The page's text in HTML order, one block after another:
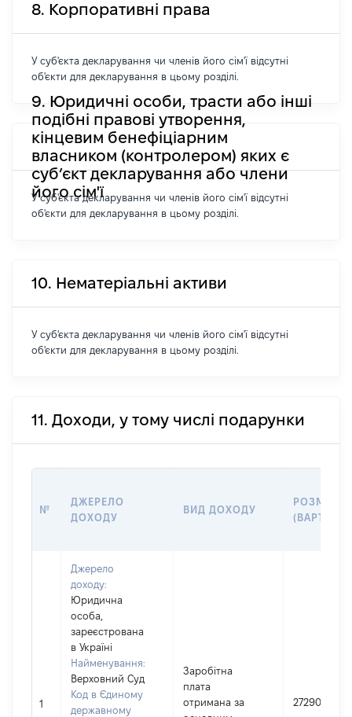
8. Корпоративні права
У суб'єкта декларування чи членів його сім'ї відсутні
об'єкти для декларування в цьому розділі.
9. Юридичні особи, трасти або інші
подібні правові утворення,
кінцевим бенефіціарним
власником (контролером) яких є
суб’єкт декларування або члени
його сім'ї
У суб'єкта декларування чи членів його сім'ї відсутні
об'єкти для декларування в цьому розділі.
10. Нематеріальні активи
У суб'єкта декларування чи членів його сім'ї відсутні
об'єкти для декларування в цьому розділі.
11. Доходи, у тому числі подарунки
№
ДЖЕРЕЛО
ДОХОДУ
ВИД ДОХОДУ
РОЗМІР
1
Джерело
доходу:
Юридична
особа,
зареєстрована
в Україні
Найменування:
Верховний Суд
Код в Єдиному
державному
Заробітна
плата
отримана за
2729057